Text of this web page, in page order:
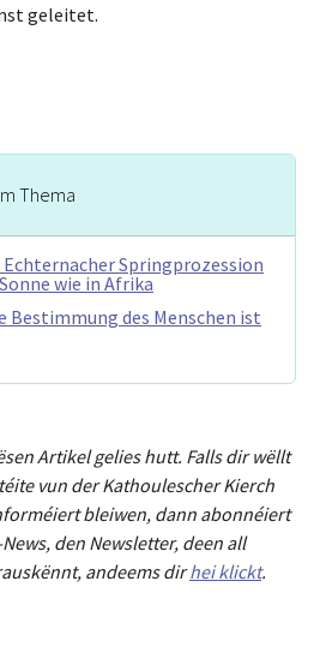
geleitet.
Thema
Echternacher Springprozession
wie in Afrika
Bestimmung des Menschen ist
Artikel gelies hutt. Falls dir wëllt
e vun der Kathoulescher Kierch
bleiwen, dann abonnéiert
den Newsletter, deen all
andeems dirhei klickt.